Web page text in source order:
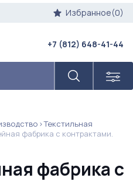
Избранное(0)
+7 (812) 648-41-44
Текстильная
фабрика с контрактами.
фабрика с